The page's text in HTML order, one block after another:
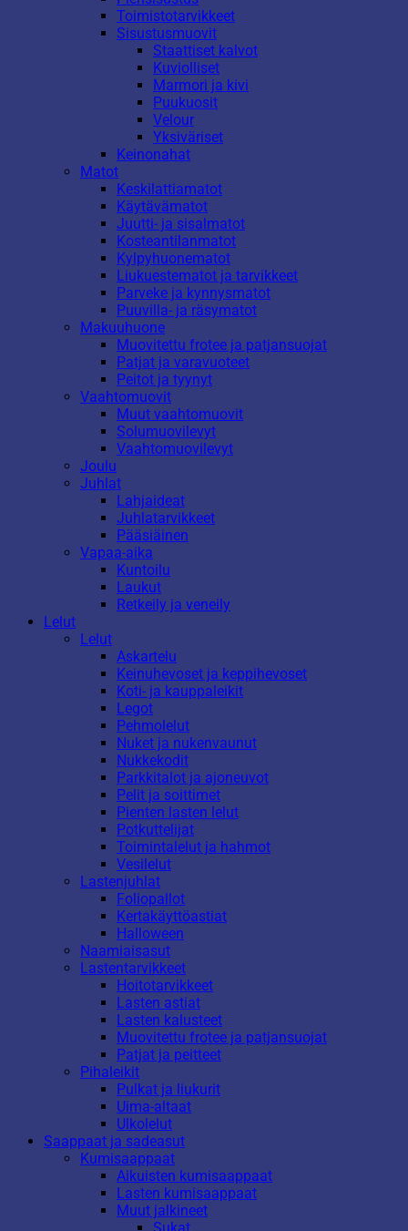
Toimistotarvikkeet
Sisustusmuovit
Staattiset kalvot
Kuviolliset
Marmori ja kivi
Puukuosit
Velour
Yksiväriset
Keinonahat
Matot
Keskilattiamatot
Käytävämatot
Juutti- ja sisalmatot
Kosteantilanmatot
Kylpyhuonematot
Liukuestematot ja tarvikkeet
Parveke ja kynnysmatot
Puuvilla- ja räsymatot
Makuuhuone
Muovitettu frotee ja patjansuojat
Patjat ja varavuoteet
Peitot ja tyynyt
Vaahtomuovit
Muut vaahtomuovit
Solumuovilevyt
Vaahtomuovilevyt
Joulu
Juhlat
Lahjaideat
Juhlatarvikkeet
Pääsiäinen
Vapaa-aika
Kuntoilu
Laukut
Retkeily ja veneily
Lelut
Lelut
Askartelu
Keinuhevoset ja keppihevoset
Koti- ja kauppaleikit
Legot
Pehmolelut
Nuket ja nukenvaunut
Nukkekodit
Parkkitalot ja ajoneuvot
Pelit ja soittimet
Pienten lasten lelut
Potkuttelijat
Toimintalelut ja hahmot
Vesilelut
Lastenjuhlat
Foliopallot
Kertakäyttöastiat
Halloween
Naamiaisasut
Lastentarvikkeet
Hoitotarvikkeet
Lasten astiat
Lasten kalusteet
Muovitettu frotee ja patjansuojat
Patjat ja peitteet
Pihaleikit
Pulkat ja liukurit
Uima-altaat
Ulkolelut
Saappaat ja sadeasut
Kumisaappaat
Aikuisten kumisaappaat
Lasten kumisaappaat
Muut jalkineet